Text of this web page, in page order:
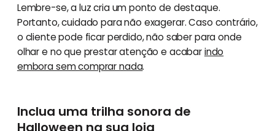
Lembre-se, a luz cria um ponto de destaque.
Portanto, cuidado para não exagerar. Caso contrário,
o cliente pode ficar perdido, não saber para onde
olhar e no que prestar atenção e acabarindo
embora sem comprar nada.
Inclua uma trilha sonora de
Halloween na sua loja